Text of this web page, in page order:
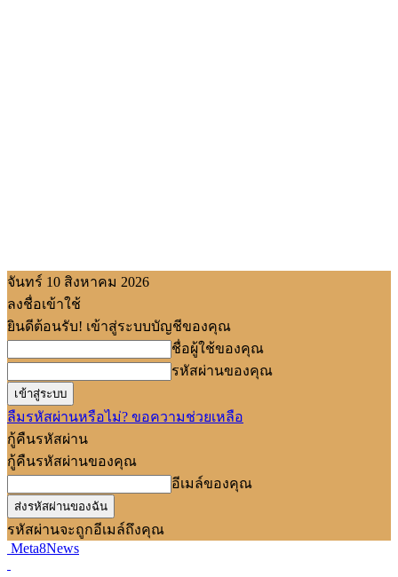
จันทร์ 10 สิงหาคม 2026
ลงชื่อเข้าใช้
ยินดีต้อนรับ! เข้าสู่ระบบบัญชีของคุณ
ชื่อผู้ใช้ของคุณ
รหัสผ่านของคุณ
ลืมรหัสผ่านหรือไม่? ขอความช่วยเหลือ
กู้คืนรหัสผ่าน
กู้คืนรหัสผ่านของคุณ
อีเมล์ของคุณ
รหัสผ่านจะถูกอีเมล์ถึงคุณ
Meta8News